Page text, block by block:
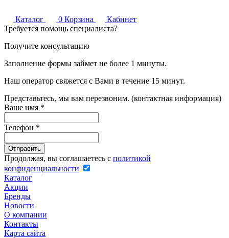
Каталог 0 Корзина
Кабинет
Требуется помощь специалиста?
Получите консультацию
Заполнение формы займет не более 1 минуты.
Наш оператор свяжется с Вами в течение 15 минут.
Представьтесь, мы вам перезвоним. (контактная информация)
Ваше имя *
Телефон *
Продолжая, вы соглашаетесь с политикой
конфиденциальности
Каталог
Акции
Бренды
Новости
О компании
Контакты
Карта сайта